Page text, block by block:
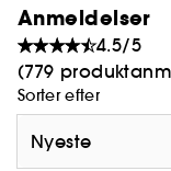
Parabenefri.
Anmeldelser
4.5/5
(779
Sorter efter
Nyeste